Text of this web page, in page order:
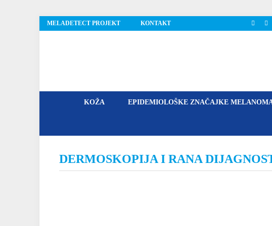
MELADETECT PROJEKT KONTAKT
KOŽA EPIDEMIOLOŠKE ZNAČAJKE
DERMOSKOPIJA I RANA